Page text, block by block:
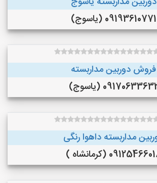
09193610771 (یاسوج)
فروش دوربین مداربسته
(یاسوج)
مداربسته داهوا رنگی
(کرمانشاه )